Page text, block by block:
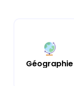
Géographie